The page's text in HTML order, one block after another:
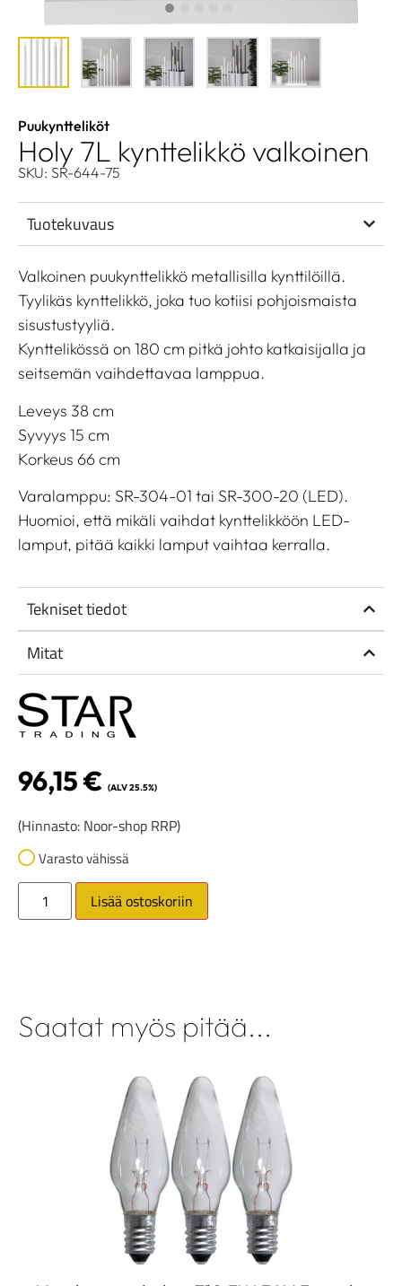
Puukyntteliköt
Holy 7L kynttelikkö valkoinen
SKU: SR-644-75
Tuotekuvaus
Valkoinen puukynttelikkö metallisilla kynttilöillä.
Tyylikäs kynttelikkö, joka tuo kotiisi pohjoismaista
sisustustyyliä.
Kynttelikössä on 180 cm pitkä johto katkaisijalla ja
seitsemän vaihdettavaa lamppua.
Leveys 38 cm
Syvyys 15 cm
Korkeus 66 cm
Varalamppu: SR-304-01 tai SR-300-20 (LED).
Huomioi, että mikäli vaihdat kynttelikköön LED-
lamput, pitää kaikki lamput vaihtaa kerralla.
Tekniset tiedot
Mitat
96,15€ (ALV 25.5%)
(Hinnasto: Noor-shop RRP)
Varasto vähissä
Lisää ostoskoriin
Saatat myös pitää...